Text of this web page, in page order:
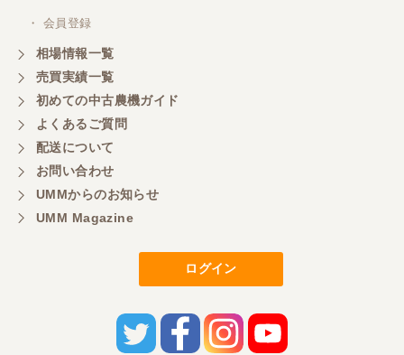
・ 会員登録
相場情報一覧
売買実績一覧
初めての中古農機ガイド
よくあるご質問
配送について
お問い合わせ
UMMからのお知らせ
UMM Magazine
ログイン